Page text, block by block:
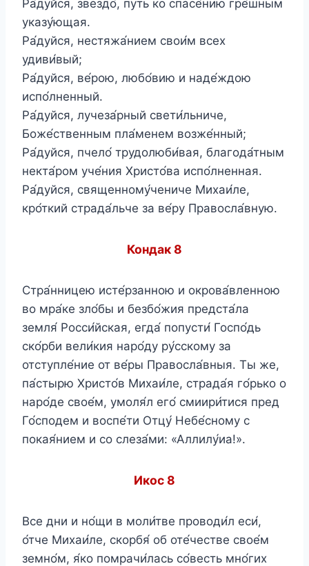
Ра́дуйся, звездо́, путь ко спасе́нию гре́шным
указу́ющая.
Ра́дуйся, нестяжа́нием свои́м всех
удиви́вый;
Ра́дуйся, ве́рою, любо́вию и наде́ждою
испо́лненный.
Ра́дуйся, лучеза́рный свети́льниче,
Боже́ственным пла́менем возже́нный;
Ра́дуйся, пчело́ трудолюби́вая, благода́тным
некта́ром уче́ния Христо́ва испо́лненная.
Ра́дуйся, священному́чениче Михаи́ле,
кро́ткий страда́льче за ве́ру Правосла́вную.
Кондак 8
Стра́нницею исте́рзанною и окрова́вленною
во мра́ке зло́бы и безбо́жия предста́ла
земля́ Росси́йская, егда́ попусти́ Госпо́дь
ско́рби вели́кия наро́ду ру́сскому за
отступле́ние от ве́ры Правосла́вныя. Ты же,
па́стырю Христо́в Михаи́ле, страда́я го́рько о
наро́де свое́м, умоля́л его́ смиири́тися пред
Го́сподем и воспе́ти Отцу́ Небе́сному с
покая́нием и со слеза́ми: «Аллилу́иа!».
Икос 8
Все дни и но́щи в моли́тве проводи́л еси́,
о́тче Михаи́ле, скорбя́ об оте́честве свое́м
земно́м, я́ко помрачи́лась со́весть мно́гих